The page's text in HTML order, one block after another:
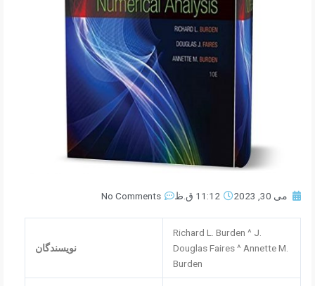
می 30, 2023 11:12 ق.ظ No Comments
Richard L. Burden ^ J.
Douglas Faires ^ Annette M.
Burden
نویسندگان